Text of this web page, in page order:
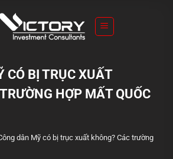
CÓ BỊ TRỤC XUẤT
HỢP MẤT QUỐC
dân Mỹ có bị trục xuất không? Các trường